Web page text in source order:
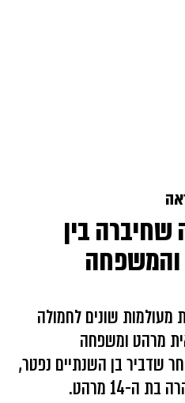
בין
שונים לחמולה
מרהט ומשפחה
שדביר בן השנתיים נפטר,
הוריו תרמו את איבריו לזאהרה בת ה-14 מרהט.